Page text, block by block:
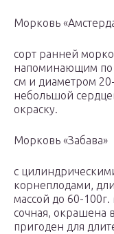
Морковь
сорт ранней
напоминающим по
см и диаметром
небольшой
окраску.
Морковь «Забава»
с
корнеплодами,
массой до 60-
сочная, окрашена
пригоден для